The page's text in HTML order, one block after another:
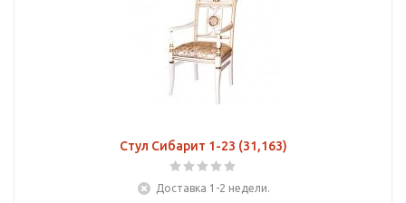
Стул Сибарит 1-23 (31,163)
Доставка 1-2 недели.